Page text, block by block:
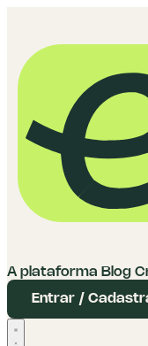
A plataforma Blog
Entrar /